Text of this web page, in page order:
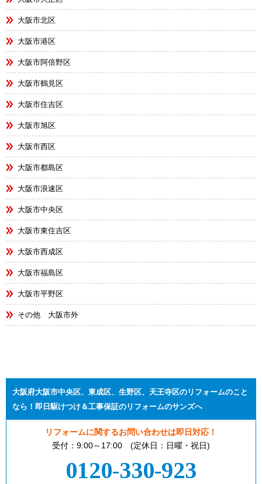
大阪市北区
大阪市港区
大阪市阿倍野区
大阪市鶴見区
大阪市住吉区
大阪市旭区
大阪市西区
大阪市都島区
大阪市浪速区
大阪市中央区
大阪市東住吉区
大阪市西成区
大阪市福島区
大阪市平野区
その他 大阪市外
大阪府大阪市中央区、東成区、生野区、天王寺区のリフォームのこと
なら！即日駆けつけ＆工事保証のリフォームのサンズへ
リフォームに関するお問い合わせは即日対応！
受付：9:00～17:00 (定休日：日曜・祝日)
0120-330-923